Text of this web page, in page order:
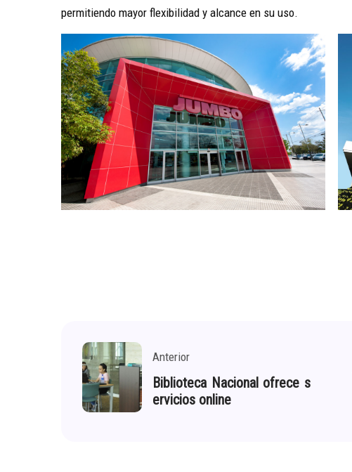
permitiendo mayor flexibilidad y alcance en su uso.
Anterior
Biblioteca Nacional ofrece s
ervicios online